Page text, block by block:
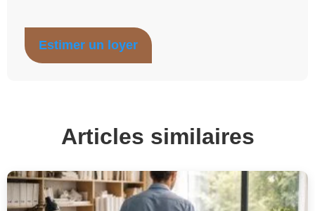
Estimer un loyer
Articles similaires